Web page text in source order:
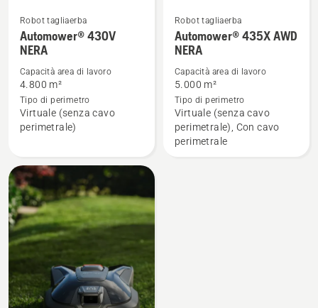
Vedi
maggiori
dettagli
su
Automower®
430V
Robot tagliaerba
Automower® 430V
NERA
Capacità area di lavoro
4.800 m²
Tipo di perimetro
Virtuale (senza cavo
perimetrale)
Vedi
maggiori
dettagli
su
Automower®
435X
AWD
Robot tagliaerba
Automower® 435X AWD
NERA
Capacità area di lavoro
5.000 m²
Tipo di perimetro
Virtuale (senza cavo
perimetrale), Con cavo
perimetrale